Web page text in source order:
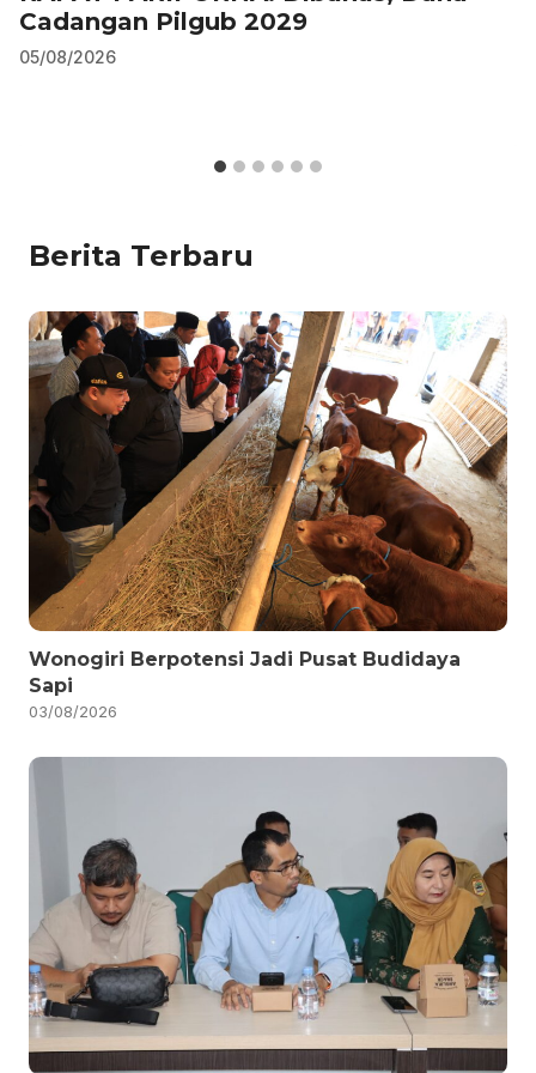
Cadangan Pilgub 2029
05/08/2026
Berita Terbaru
Wonogiri Berpotensi Jadi Pusat Budidaya
Sapi
03/08/2026